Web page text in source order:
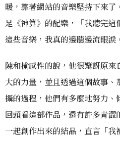
暖，靠著網站的音樂堅持下來
是《神算》的配樂，「我聽完
這些音樂，我真的邊聽邊流眼淚
陳和榆感性的說，他很驚訝原
大的力量，並且透過這個故事
攝的過程，他們有多麼地努力
回頭看這部作品，還有許多青
一起創作出來的結晶，直言「我